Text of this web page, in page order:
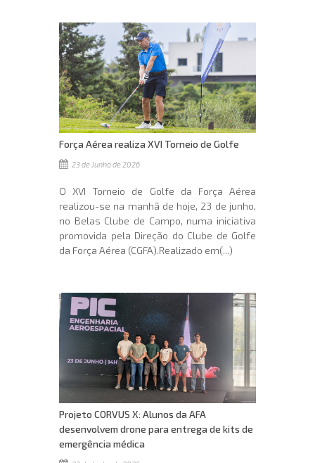
Força Aérea realiza XVI Torneio de Golfe
23 de Junho de 2026
O XVI Torneio de Golfe da Força Aérea
realizou-se na manhã de hoje, 23 de junho,
no Belas Clube de Campo, numa iniciativa
promovida pela Direção do Clube de Golfe
da Força Aérea (CGFA).Realizado em(...)
Projeto CORVUS X: Alunos da AFA
desenvolvem drone para entrega de kits de
emergência médica